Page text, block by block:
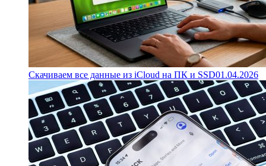
Скачиваем все данные из iCloud на ПК и SSD01.04.2026